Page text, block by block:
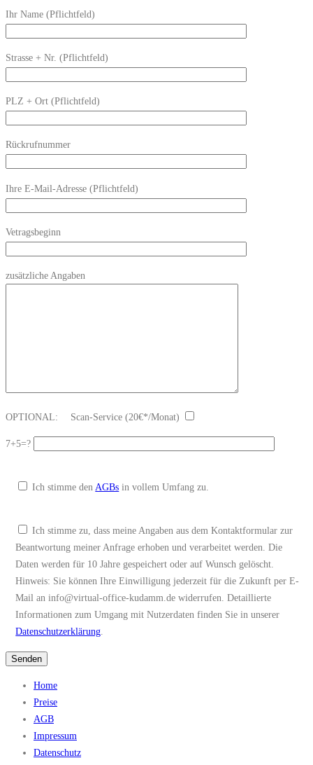
Ihr Name (Pflichtfeld)
Strasse + Nr. (Pflichtfeld)
PLZ + Ort (Pflichtfeld)
Rückrufnummer
Ihre E-Mail-Adresse (Pflichtfeld)
Vetragsbeginn
zusätzliche Angaben
OPTIONAL: Scan-Service (20€*/Monat)
7+5=?
Ich stimme den AGBs in vollem Umfang zu.
Ich stimme zu, dass meine Angaben aus dem Kontaktformular zur
Beantwortung meiner Anfrage erhoben und verarbeitet werden. Die
Daten werden für 10 Jahre gespeichert oder auf Wunsch gelöscht.
Hinweis: Sie können Ihre Einwilligung jederzeit für die Zukunft per E-
Mail an info@virtual-office-kudamm.de widerrufen. Detaillierte
Informationen zum Umgang mit Nutzerdaten finden Sie in unserer
Datenschutzerklärung.
Home
Preise
AGB
Impressum
Datenschutz